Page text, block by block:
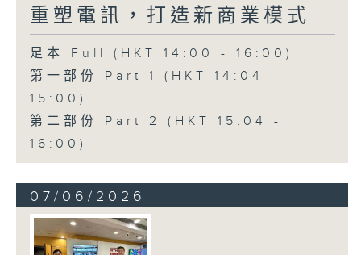
重塑電訊，打造新商業模式
足本 Full (HKT 14:00 - 16:00)
第一部份 Part 1 (HKT 14:04 -
15:00)
第二部份 Part 2 (HKT 15:04 -
16:00)
07/06/2026